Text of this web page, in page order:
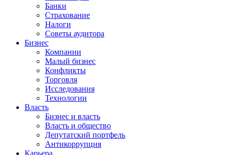
Банки
Страхование
Налоги
Советы аудитора
Бизнес
Компании
Малый бизнес
Конфликты
Торговля
Исследования
Технологии
Власть
Бизнес и власть
Власть и общество
Депутатский портфель
Антикоррупция
Карьера